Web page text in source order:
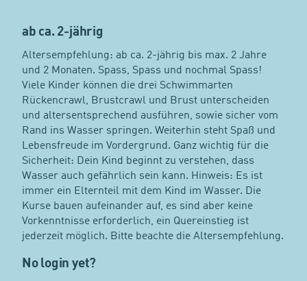
ab ca. 2-jährig
Altersempfehlung: ab ca. 2-jährig bis max. 2 Jahre
und 2 Monaten. Spass, Spass und nochmal Spass!
Viele Kinder können die drei Schwimmarten
Rückencrawl, Brustcrawl und Brust unterscheiden
und altersentsprechend ausführen, sowie sicher vom
Rand ins Wasser springen. Weiterhin steht Spaß und
Lebensfreude im Vordergrund. Ganz wichtig für die
Sicherheit: Dein Kind beginnt zu verstehen, dass
Wasser auch gefährlich sein kann. Hinweis: Es ist
immer ein Elternteil mit dem Kind im Wasser. Die
Kurse bauen aufeinander auf, es sind aber keine
Vorkenntnisse erforderlich, ein Quereinstieg ist
jederzeit möglich. Bitte beachte die Altersempfehlung.
No login yet?